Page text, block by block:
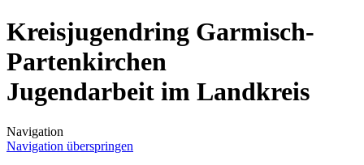
Kreisjugendring Garmisch-
Partenkirchen
Jugendarbeit im Landkreis
Navigation
Navigation überspringen